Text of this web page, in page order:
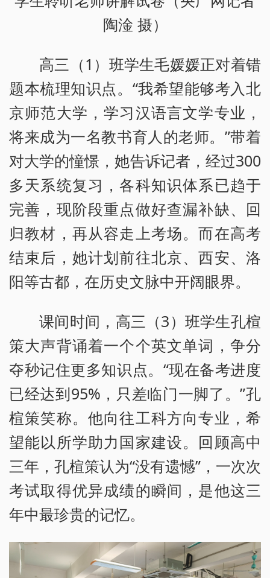
陶淦 摄）
高三（1）班学生毛媛媛正对着错
题本梳理知识点。“我希望能够考入北
京师范大学，学习汉语言文学专业，
将来成为一名教书育人的老师。”带着
对大学的憧憬，她告诉记者，经过300
多天系统复习，各科知识体系已趋于
完善，现阶段重点做好查漏补缺、回
归教材，再从容走上考场。而在高考
结束后，她计划前往北京、西安、洛
阳等古都，在历史文脉中开阔眼界。
课间时间，高三（3）班学生孔楦
策大声背诵着一个个英文单词，争分
夺秒记住更多知识点。“现在备考进度
已经达到95%，只差临门一脚了。”孔
楦策笑称。他向往工科方向专业，希
望能以所学助力国家建设。回顾高中
三年，孔楦策认为“没有遗憾”，一次次
考试取得优异成绩的瞬间，是他这三
年中最珍贵的记忆。